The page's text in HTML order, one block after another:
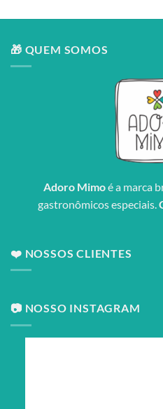
🎁 QUEM SOMOS
Adoro Mimoé a marca
gastronômicos especiais.
❤️ NOSSOS CLIENTES
📷 NOSSO INSTAGRAM